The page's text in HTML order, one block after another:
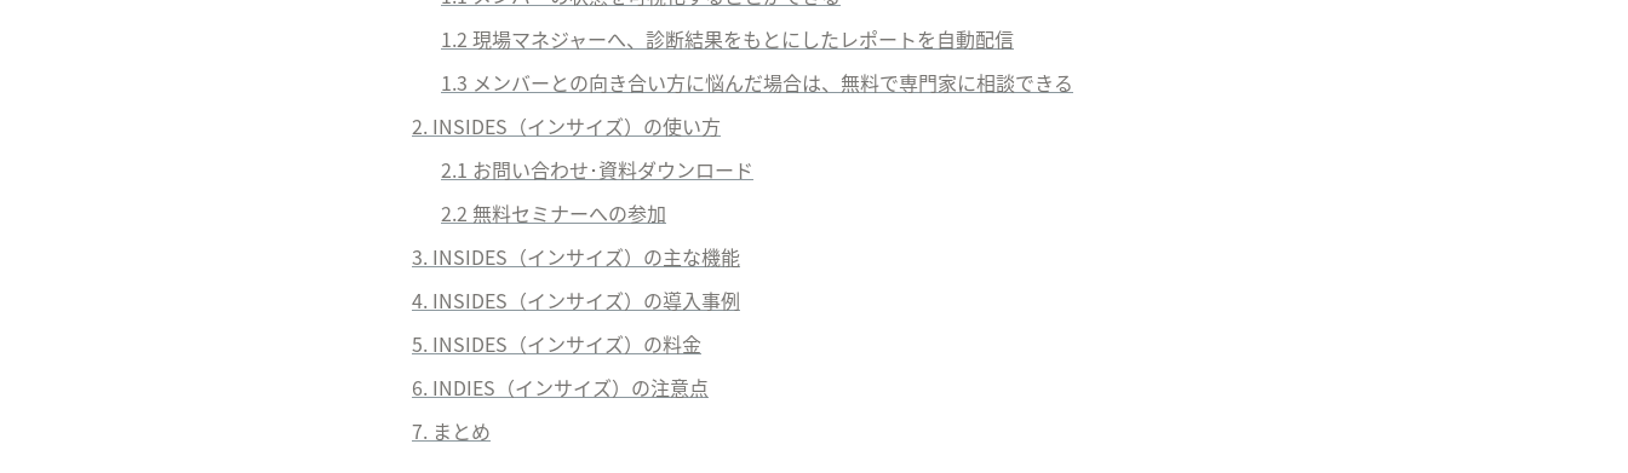
1.2 現場マネジャーへ、診断結果をもとにしたレポートを自動配信
1.3 メンバーとの向き合い方に悩んだ場合は、無料で専門家に相談できる
2. INSIDES（インサイズ）の使い方
2.1 お問い合わせ･資料ダウンロード
2.2 無料セミナーへの参加
3. INSIDES（インサイズ）の主な機能
4. INSIDES（インサイズ）の導入事例
5. INSIDES（インサイズ）の料金
6. INDIES（インサイズ） の注意点
7. まとめ